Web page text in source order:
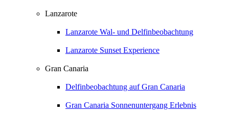
Lanzarote
Lanzarote Wal- und Delfinbeobachtung
Lanzarote Sunset Experience
Gran Canaria
Delfinbeobachtung auf Gran Canaria
Gran Canaria Sonnenuntergang Erlebnis